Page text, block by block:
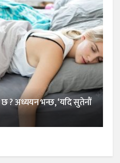
? अध्ययन भन्छ, ‘यदि सुतेनौं